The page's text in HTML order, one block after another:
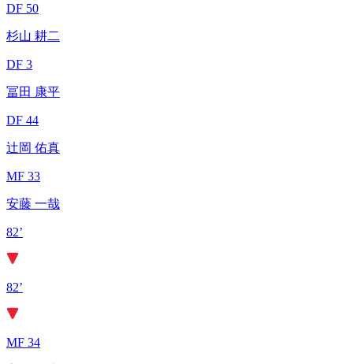
DF 50
杉山 耕二
DF 3
冨田 康平
DF 44
辻岡 佑真
MF 33
安藤 一哉
82’
82’
MF 34